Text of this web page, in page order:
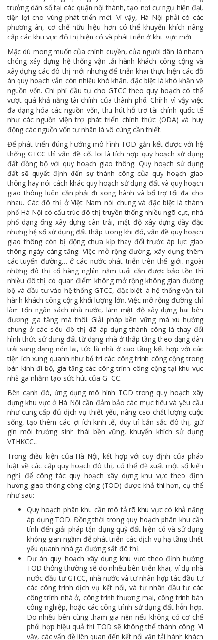
trưởng dân số tại các quận nội thành, tạo nơi cư ngụ hiện đại,
tiện lợi cho vùng phát triển mới. Vì vậy, Hà Nội phải có các
phương án, cơ chế hữu hiệu hơn có thể khuyến khích nâng
cấp các khu vực đô thị hiện có và phát triển ở khu vực mới.
Mặc dù mong muốn của chính quyền, của người dân là nhanh
chóng xây dựng hệ thống vận tải hành khách công cộng và
xây dựng các đô thị mới nhưng để triển khai thực hiện các đồ
án quy hoạch vẫn còn nhiều khó khăn, đặc biệt là khó khăn về
nguồn vốn. Chi phí đầu tư cho GTCC theo quy hoạch có thể
vượt quá khả năng tài chính của thành phố. Chính vì vậy việc
đa dạng hóa các nguồn vốn, thu hút hỗ trợ tài chính quốc tế
như các nguồn viện trợ phát triển chính thức (ODA) và huy
động các nguồn vốn tư nhân là vô cùng cần thiết.
Để phát triển đúng hướng mô hình TOD gắn kết được với hệ
thống GTCC thì vấn đề cốt lõi là tích hợp quy hoạch sử dụng
đất đồng bộ với quy hoạch giao thông. Quy hoạch sử dụng
đất sẽ quyết định đến sự thành công của quy hoạch giao
thông hay nói cách khác quy hoạch sử dụng đất và quy hoạch
giao thông luôn cần phải đi song hành và bổ trợ tối đa cho
nhau. Các đô thị ở Việt Nam nói chung và đặc biệt là thành
phố Hà Nội có cấu trúc đô thị truyền thống nhiều ngõ cụt, nhà
phố dạng ống xây dựng dàn trải, mật độ xây dựng dày đặc
nhưng hệ số sử dụng đất thấp trong khi đó, vấn đề quy hoạch
giao thông còn bị động chưa kịp thay đổi trước áp lực giao
thông ngày càng tăng. Việc mở rộng đường, xây dựng thêm
các tuyến đường… ở các nước phát triển trên thế giới, ngoài
những đô thị cổ hàng nghìn năm tuổi cần được bảo tồn thì
nhiều đô thị có quan điểm không mở rộng không gian đường
bộ và đầu tư vào hệ thống GTCC, đặc biệt là hệ thống vận tải
hành khách công cộng khối lượng lớn. Việc mở rộng đường chỉ
làm tốn ngân sách nhà nước, làm mật độ xây dựng hai bên
đường gia tăng mà thôi. Giải pháp bền vững mà xu hướng
chung ở các siêu đô thị đã áp dụng thành công là thay đổi
hình thức sử dụng đất từ dạng nhà ở thấp tầng theo dạng dàn
trải sang dạng nén lại, tức là nhà ở cao tầng kết hợp với các
tiện ích xung quanh như bố trí các công trình công cộng trong
bán kính đi bộ, gia tăng các công trình công cộng tại khu vực
nhà ga nhằm tạo sức hút của GTCC.
Bên cạnh đó, ứng dụng mô hình TOD trong quy hoạch xây
dựng khu vực ở Hà Nội cần đảm bảo các mục tiêu và yêu cầu
như cung cấp đủ dịch vụ thiết yếu, nâng cao chất lượng cuộc
sống, tạo thêm các lợi ích kinh tế, duy trì bản sắc đô thị, giữ
gìn môi trường sinh thái bền vững, khuyến khích sử dụng
VTHKCC...
Trong điều kiện của Hà Nội, kết hợp với quy định của pháp
luật về các cấp quy hoạch đô thị, có thể đề xuất một số kiến
nghị để công tác quy hoạch xây dựng khu vực theo định
hướng giao thông công cộng (TOD) được khả thi hơn, cụ thể
như sau:
Quy hoạch phân khu cần mô tả rõ khu vực có khả năng
áp dụng TOD. Đồng thời trong quy hoạch phân khu cần
tính đến giải pháp tận dụng quỹ đất hiện có và sử dụng
không gian ngầm để phát triển các dịch vụ hạ tầng thiết
yếu quanh nhà ga đường sắt đô thị.
Dự án quy hoạch xây dựng khu vực theo định hướng
TOD thông thường sẽ do nhiều bên triển khai, ví dụ nhà
nước đầu tư GTCC, nhà nước và tư nhân hợp tác đầu tư
các công trình dịch vụ kết nối, và tư nhân đầu tư các
công trình nhà ở, công trình thương mại, công trình bán
công nghiệp, hoặc các công trình sử dụng đất hỗn hợp.
Do nhiều bên cùng tham gia nên nếu không có cơ chế
phối hợp hiệu quả thì TOD sẽ không thể thành công. Vì
vậy, các vấn đề liên quan đến kết nối vận tải hành khách